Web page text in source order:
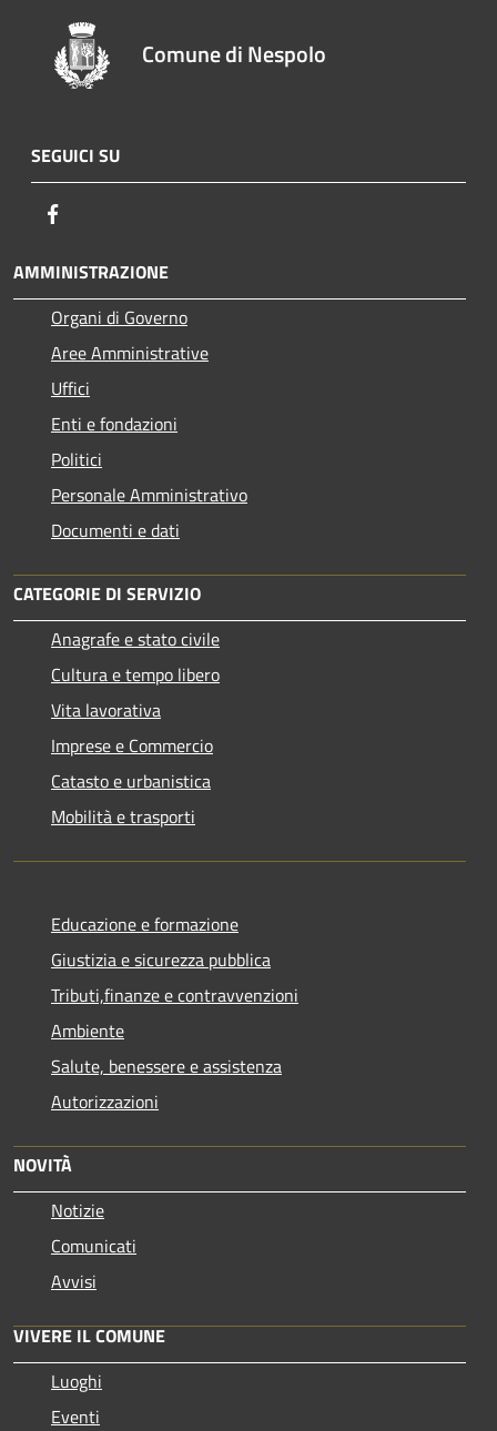
Comune di Nespolo
SEGUICI SU
AMMINISTRAZIONE
Organi di Governo
Aree Amministrative
Uffici
Enti e fondazioni
Politici
Personale Amministrativo
Documenti e dati
CATEGORIE DI SERVIZIO
Anagrafe e stato civile
Cultura e tempo libero
Vita lavorativa
Imprese e Commercio
Catasto e urbanistica
Mobilità e trasporti
Educazione e formazione
Giustizia e sicurezza pubblica
Tributi,finanze e contravvenzioni
Ambiente
Salute, benessere e assistenza
Autorizzazioni
NOVITÀ
Notizie
Comunicati
Avvisi
VIVERE IL COMUNE
Luoghi
Eventi